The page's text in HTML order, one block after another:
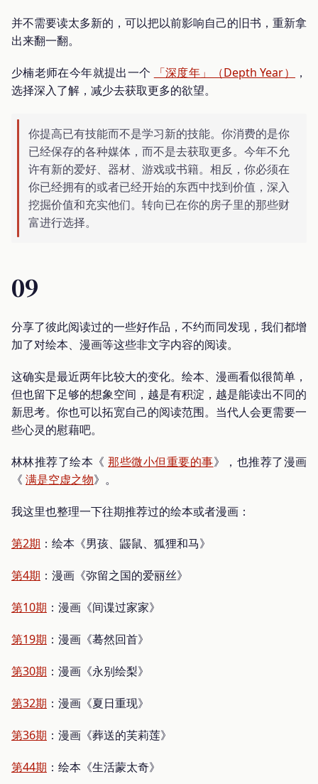
并不需要读太多新的，可以把以前影响自己的旧书，重新拿
出来翻一翻。
少楠老师在今年就提出一个 「深度年」（Depth Year）
，
选择深入了解，减少去获取更多的欲望。
你提高已有技能而不是学习新的技能。你消费的是你
已经保存的各种媒体，而不是去获取更多。今年不允
许有新的爱好、器材、游戏或书籍。相反，你必须在
你已经拥有的或者已经开始的东西中找到价值，深入
挖掘价值和充实他们。转向已在你的房子里的那些财
富进行选择。
09
分享了彼此阅读过的一些好作品，不约而同发现，我们都增
加了对绘本、漫画等这些非文字内容的阅读。
这确实是最近两年比较大的变化。绘本、漫画看似很简单，
但也留下足够的想象空间，越是有积淀，越是能读出不同的
新思考。你也可以拓宽自己的阅读范围。当代人会更需要一
些心灵的慰藉吧。
林林推荐了绘本《那些微小但重要的事》，也推荐了漫画
《 满是空虚之物》。
我这里也整理一下往期推荐过的绘本或者漫画：
第2期 ：绘本《男孩、鼹鼠、狐狸和马》
第4期 ：漫画《弥留之国的爱丽丝》
第10期 ：漫画《间谍过家家》
第19期 ：漫画《蓦然回首》
第30期 ：漫画《永别绘梨》
第32期 ：漫画《夏日重现》
第36期 ：漫画《葬送的芙莉莲》
第44期 ：绘本《生活蒙太奇》